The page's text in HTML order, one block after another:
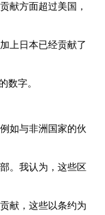
献方面超过美国，
上日本已经贡献了
数字。
如与非洲国家的伙
。我认为，这些区
献，这些以条约为